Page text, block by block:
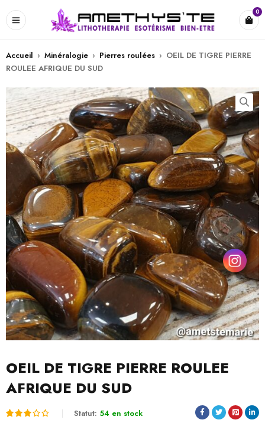
0
Accueil › Minéralogie › Pierres roulées › OEIL DE TIGRE PIERRE
ROULEE AFRIQUE DU SUD
OEIL DE TIGRE PIERRE ROULEE
AFRIQUE DU SUD
Statut: 54 en stock